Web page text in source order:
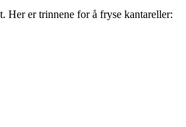
Her er trinnene for å fryse kantareller: